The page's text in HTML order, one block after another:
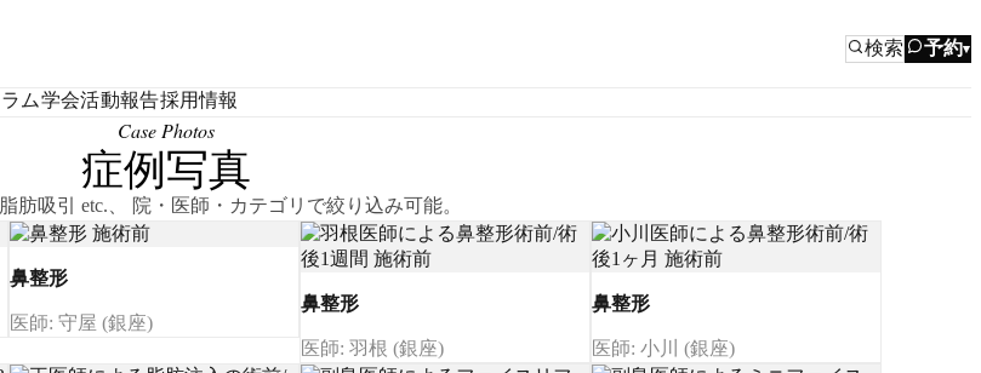
検索 予約▾
ム学会活動報告採用情報
Case Photos
症例写真
肪吸引 etc.、 院・医師・カテゴリで絞り込み可能。
鼻整形
医師: 守屋 (銀座)
鼻整形
医師: 羽根 (銀座)
鼻整形
医師: 小川 (銀座)